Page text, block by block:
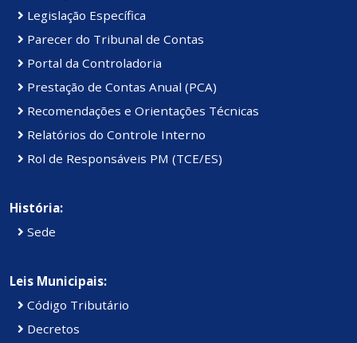
Legislação Específica
Parecer do Tribunal de Contas
Portal da Controladoria
Prestação de Contas Anual (PCA)
Recomendações e Orientações Técnicas
Relatórios do Controle Interno
Rol de Responsáveis PM (TCE/ES)
História:
Sede
Leis Municipais:
Código Tributário
Decretos